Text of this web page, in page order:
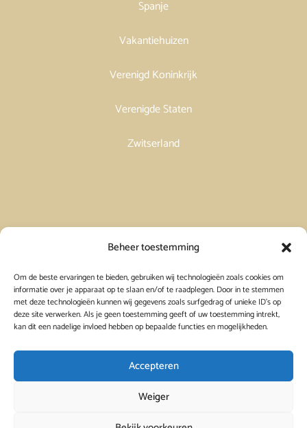
Beheer toestemming
Om de beste ervaringen te bieden, gebruiken wij technologieën zoals cookies om
informatie over je apparaat op te slaan en/of te raadplegen. Door in te stemmen
met deze technologieën kunnen wij gegevens zoals surfgedrag of unieke ID's op
deze site verwerken. Als je geen toestemming geeft of uw toestemming intrekt,
kan dit een nadelige invloed hebben op bepaalde functies en mogelijkheden.
Accepteren
Weiger
Spanje
Vakantiehuizen
Verenigd Koninkrijk
Verenigde Staten
Zwitserland
Vakantiehuis in Frankrijk huren
Vakantiehuis in Griekenland huren